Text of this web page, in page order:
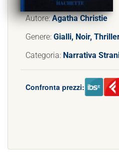
Autore:Agatha Christie
Genere: Gialli, Noir,
Categoria: Narrativa
Confronta prezzi: